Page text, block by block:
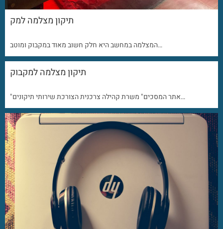
תיקון מצלמה למק
המצלמה במחשב היא חלק חשוב מאוד במקבוק ומוטב…
תיקון מצלמה למקבוק
"אתר המסכים" משרת קהילה צרכנית הצורכת שירותי תיקונים…